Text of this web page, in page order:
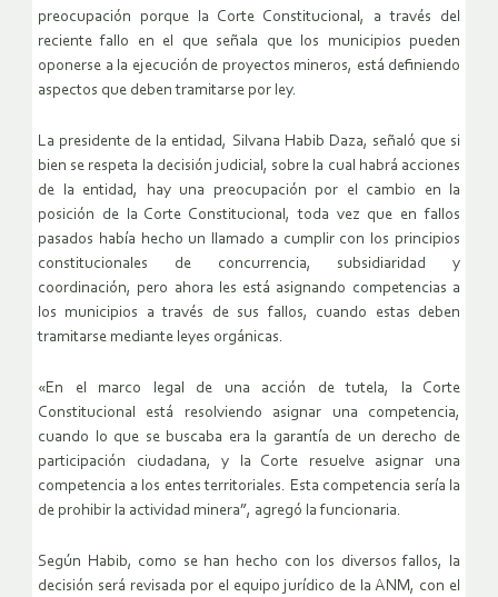
preocupación porque la Corte Constitucional, a través del
reciente fallo en el que señala que los municipios pueden
oponerse a la ejecución de proyectos mineros, está definiendo
aspectos que deben tramitarse por ley.
La presidente de la entidad, Silvana Habib Daza, señaló que si
bien se respeta la decisión judicial, sobre la cual habrá acciones
de la entidad, hay una preocupación por el cambio en la
posición de la Corte Constitucional, toda vez que en fallos
pasados había hecho un llamado a cumplir con los principios
constitucionales de concurrencia, subsidiaridad y
coordinación, pero ahora les está asignando competencias a
los municipios a través de sus fallos, cuando estas deben
tramitarse mediante leyes orgánicas.
«En el marco legal de una acción de tutela, la Corte
Constitucional está resolviendo asignar una competencia,
cuando lo que se buscaba era la garantía de un derecho de
participación ciudadana, y la Corte resuelve asignar una
competencia a los entes territoriales. Esta competencia sería la
de prohibir la actividad minera”, agregó la funcionaria.
Según Habib, como se han hecho con los diversos fallos, la
decisión será revisada por el equipo jurídico de la ANM, con el